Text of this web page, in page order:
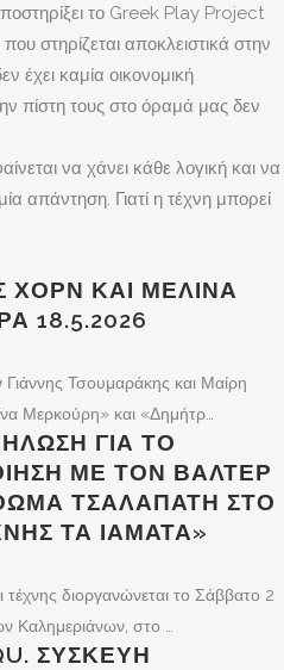
το Greek Play Project
στηρίζεται αποκλειστικά στην
έχει καμία οικονομική
πίστη τους στο όραμά μας δεν
να χάνει κάθε λογική και να
απάντηση. Γιατί η τέχνη μπορεί
ΧΟΡΝ ΚΑΙ ΜΕΛΊΝΑ
18.5.2026
Γιάννης Τσουμαράκης και Μαίρη
Μερκούρη» και «Δημήτρ…
ΓΙΑ ΤΟ
ΜΕ ΤΟΝ ΒΆΛΤΕΡ
ΤΣΑΛΑΠΆΤΗ ΣΤΟ
ΤΑ ΙΆΜΑΤΑ»
τέχνης διοργανώνεται το Σάββατο 2
Καλημεριάνων, στο …
ΣΥΣΚΕΥΉ